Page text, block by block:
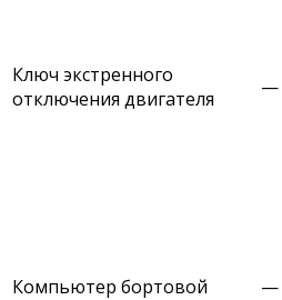
Ключ экстренного
отключения двигателя
—
Компьютер бортовой —